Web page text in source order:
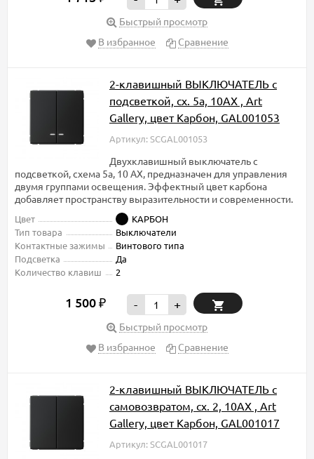
Быстрый просмотр
В избранное
Сравнение
2-клавишный ВЫКЛЮЧАТЕЛЬ с
подсветкой, сх. 5а, 10АХ , Art
Gallery, цвет Карбон, GAL001053
Артикул: SCGAL001053
Двухклавишный выключатель с
подсветкой, схема 5а, 10 АХ, предназначен для управления
двумя группами освещения. Эффектный цвет карбона
добавляет пространству выразительности и современности.
Цвет
КАРБОН
Тип товара
Выключатели
Контактные зажимы
Винтового типа
Подсветка
Да
Количество клавиш
2
1 500 ₽ - +
Быстрый просмотр
В избранное
Сравнение
2-клавишный ВЫКЛЮЧАТЕЛЬ с
самовозвратом, сх. 2, 10АХ , Art
Gallery, цвет Карбон, GAL001017
Артикул: SCGAL001017